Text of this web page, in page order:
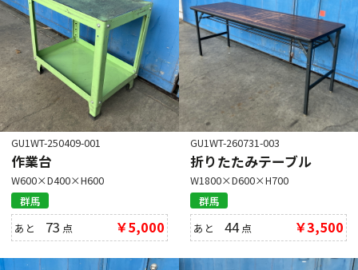
GU1WT-250409-001
作業台
W600×D400×H600
群馬
あと 73 点 ￥5,000
GU1WT-260731-003
折りたたみテーブル
W1800×D600×H700
群馬
あと44点 ￥3,500